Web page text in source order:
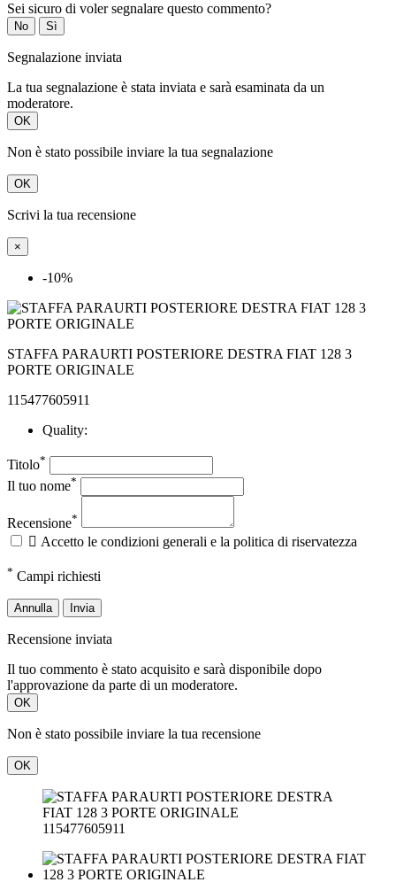
Sei sicuro di voler segnalare questo commento?
No Sì
Segnalazione inviata
La tua segnalazione è stata inviata e sarà esaminata da un
moderatore.
OK
Non è stato possibile inviare la tua segnalazione
OK
Scrivi la tua recensione
×
-10%
STAFFA PARAURTI POSTERIORE DESTRA FIAT 128 3
PORTE ORIGINALE
115477605911
Quality:
Titolo*
Il tuo nome*
Recensione*
 Accetto le condizioni generali e la politica di riservatezza
* Campi richiesti
Annulla Invia
Recensione inviata
Il tuo commento è stato acquisito e sarà disponibile dopo
l'approvazione da parte di un moderatore.
OK
Non è stato possibile inviare la tua recensione
OK
115477605911